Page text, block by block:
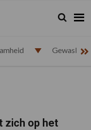
Zoeken...
Zoek
zich op het